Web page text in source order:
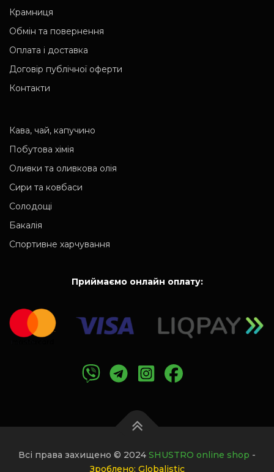
Крамниця
Обмін та повернення
Оплата і доставка
Договір публічної оферти
Контакти
Кава, чай, капучино
Побутова хімія
Оливки та оливкова олія
Сири та ковбаси
Солодощі
Бакалія
Спортивне харчування
Приймаємо онлайн оплату:
Всі права захищено © 2024 SHUSTRO online shop -
Зроблено: Globalistic